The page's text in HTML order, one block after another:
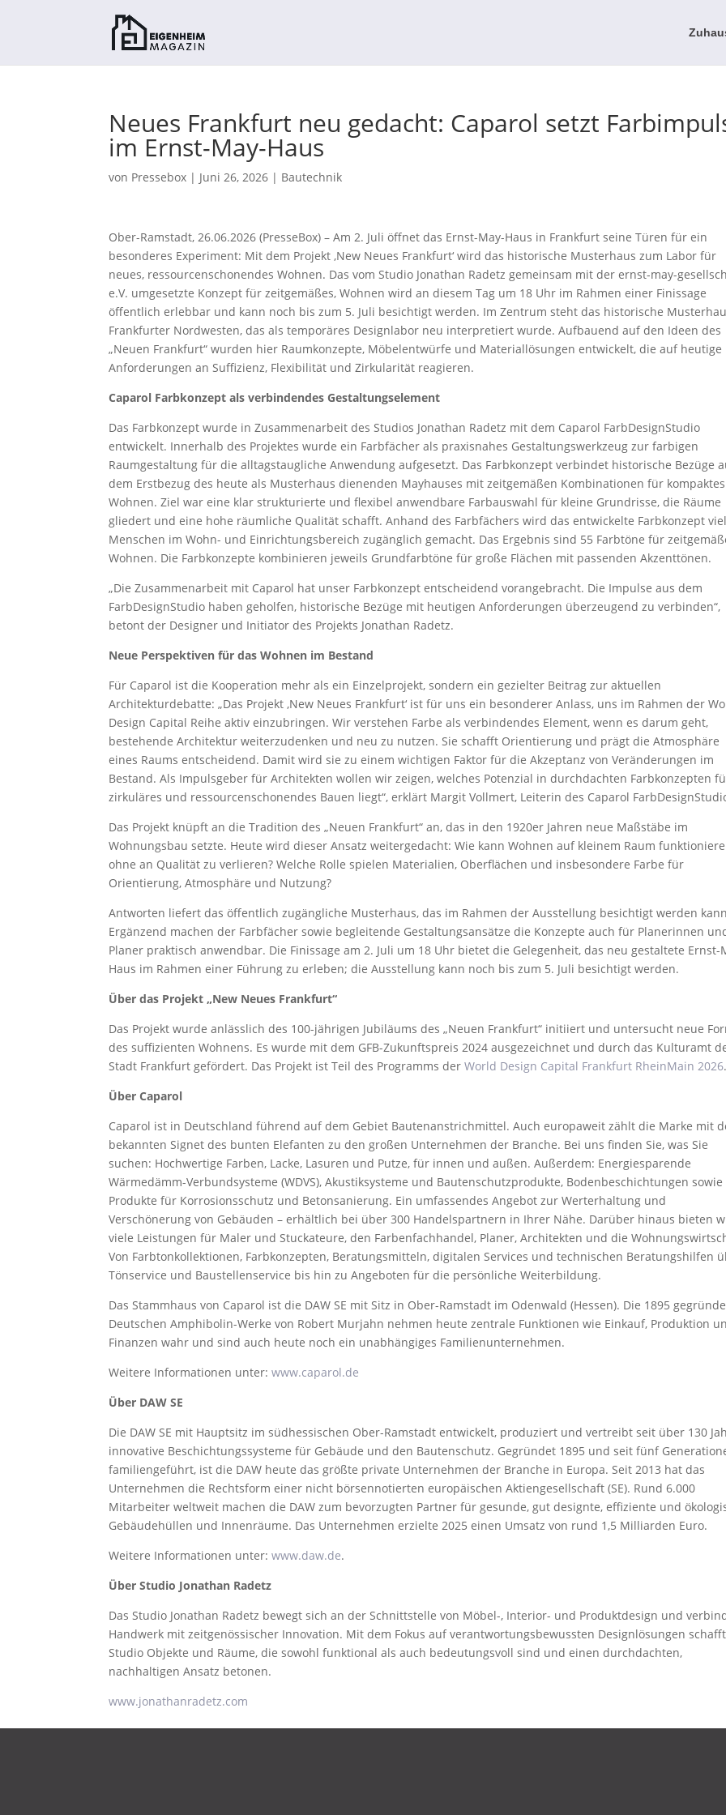
Neues Frankfurt neu gedacht: Caparol setzt
im Ernst-May-Haus
von Pressebox | Juni 26, 2026 | Bautechnik
Ober-Ramstadt, 26.06.2026 (PresseBox) – Am 2. Juli öffnet das Ernst-May-Haus in Frankfurt seine Türen für ein
besonderes Experiment: Mit dem Projekt ‚New Neues Frankfurt‘ wird das historische Musterhaus zum Labor für
neues, ressourcenschonendes Wohnen. Das vom Studio Jonathan Radetz gemeinsam mit der ernst-may-
e.V. umgesetzte Konzept für zeitgemäßes, Wohnen wird an diesem Tag um 18 Uhr im Rahmen einer Finissage
öffentlich erlebbar und kann noch bis zum 5. Juli besichtigt werden. Im Zentrum steht das historische
Frankfurter Nordwesten, das als temporäres Designlabor neu interpretiert wurde. Aufbauend auf den Ideen des
„Neuen Frankfurt“ wurden hier Raumkonzepte, Möbelentwürfe und Materiallösungen entwickelt, die auf heutige
Anforderungen an Suffizienz, Flexibilität und Zirkularität reagieren.
Caparol Farbkonzept als verbindendes Gestaltungselement
Das Farbkonzept wurde in Zusammenarbeit des Studios Jonathan Radetz mit dem Caparol FarbDesignStudio
entwickelt. Innerhalb des Projektes wurde ein Farbfächer als praxisnahes Gestaltungswerkzeug zur farbigen
Raumgestaltung für die alltagstaugliche Anwendung aufgesetzt. Das Farbkonzept verbindet historische Bezüge
dem Erstbezug des heute als Musterhaus dienenden Mayhauses mit zeitgemäßen Kombinationen für kompaktes
Wohnen. Ziel war eine klar strukturierte und flexibel anwendbare Farbauswahl für kleine Grundrisse, die Räume
gliedert und eine hohe räumliche Qualität schafft. Anhand des Farbfächers wird das entwickelte Farbkonzept
Menschen im Wohn- und Einrichtungsbereich zugänglich gemacht. Das Ergebnis sind 55 Farbtöne für
Wohnen. Die Farbkonzepte kombinieren jeweils Grundfarbtöne für große Flächen mit passenden Akzenttönen.
„Die Zusammenarbeit mit Caparol hat unser Farbkonzept entscheidend vorangebracht. Die Impulse aus dem
FarbDesignStudio haben geholfen, historische Bezüge mit heutigen Anforderungen überzeugend zu verbinden“,
betont der Designer und Initiator des Projekts Jonathan Radetz.
Neue Perspektiven für das Wohnen im Bestand
Für Caparol ist die Kooperation mehr als ein Einzelprojekt, sondern ein gezielter Beitrag zur aktuellen
Architekturdebatte: „Das Projekt ‚New Neues Frankfurt‘ ist für uns ein besonderer Anlass, uns im Rahmen der
Design Capital Reihe aktiv einzubringen. Wir verstehen Farbe als verbindendes Element, wenn es darum geht,
bestehende Architektur weiterzudenken und neu zu nutzen. Sie schafft Orientierung und prägt die Atmosphäre
eines Raums entscheidend. Damit wird sie zu einem wichtigen Faktor für die Akzeptanz von Veränderungen im
Bestand. Als Impulsgeber für Architekten wollen wir zeigen, welches Potenzial in durchdachten Farbkonzepten
zirkuläres und ressourcenschonendes Bauen liegt“, erklärt Margit Vollmert, Leiterin des Caparol
Das Projekt knüpft an die Tradition des „Neuen Frankfurt“ an, das in den 1920er Jahren neue Maßstäbe im
Wohnungsbau setzte. Heute wird dieser Ansatz weitergedacht: Wie kann Wohnen auf kleinem Raum
ohne an Qualität zu verlieren? Welche Rolle spielen Materialien, Oberflächen und insbesondere Farbe für
Orientierung, Atmosphäre und Nutzung?
Antworten liefert das öffentlich zugängliche Musterhaus, das im Rahmen der Ausstellung besichtigt werden
Ergänzend machen der Farbfächer sowie begleitende Gestaltungsansätze die Konzepte auch für Planerinnen
Planer praktisch anwendbar. Die Finissage am 2. Juli um 18 Uhr bietet die Gelegenheit, das neu gestaltete Ernst-
Haus im Rahmen einer Führung zu erleben; die Ausstellung kann noch bis zum 5. Juli besichtigt werden.
Über das Projekt „New Neues Frankfurt“
Das Projekt wurde anlässlich des 100-jährigen Jubiläums des „Neuen Frankfurt“ initiiert und untersucht neue
des suffizienten Wohnens. Es wurde mit dem GFB-Zukunftspreis 2024 ausgezeichnet und durch das Kulturamt
Stadt Frankfurt gefördert. Das Projekt ist Teil des Programms derWorld Design Capital Frankfurt RheinMain 2026.
Über Caparol
Caparol ist in Deutschland führend auf dem Gebiet Bautenanstrichmittel. Auch europaweit zählt die Marke mit
bekannten Signet des bunten Elefanten zu den großen Unternehmen der Branche. Bei uns finden Sie, was Sie
suchen: Hochwertige Farben, Lacke, Lasuren und Putze, für innen und außen. Außerdem: Energiesparende
Wärmedämm-Verbundsysteme (WDVS), Akustiksysteme und Bautenschutzprodukte, Bodenbeschichtungen sowie
Produkte für Korrosionsschutz und Betonsanierung. Ein umfassendes Angebot zur Werterhaltung und
Verschönerung von Gebäuden – erhältlich bei über 300 Handelspartnern in Ihrer Nähe. Darüber hinaus bieten
viele Leistungen für Maler und Stuckateure, den Farbenfachhandel, Planer, Architekten und die
Von Farbtonkollektionen, Farbkonzepten, Beratungsmitteln, digitalen Services und technischen Beratungshilfen
Tönservice und Baustellenservice bis hin zu Angeboten für die persönliche Weiterbildung.
Das Stammhaus von Caparol ist die DAW SE mit Sitz in Ober-Ramstadt im Odenwald (Hessen). Die 1895
Deutschen Amphibolin-Werke von Robert Murjahn nehmen heute zentrale Funktionen wie Einkauf, Produktion
Finanzen wahr und sind auch heute noch ein unabhängiges Familienunternehmen.
Weitere Informationen unter:www.caparol.de
Über DAW SE
Die DAW SE mit Hauptsitz im südhessischen Ober-Ramstadt entwickelt, produziert und vertreibt seit über 130
innovative Beschichtungssysteme für Gebäude und den Bautenschutz. Gegründet 1895 und seit fünf
familiengeführt, ist die DAW heute das größte private Unternehmen der Branche in Europa. Seit 2013 hat das
Unternehmen die Rechtsform einer nicht börsennotierten europäischen Aktiengesellschaft (SE). Rund 6.000
Mitarbeiter weltweit machen die DAW zum bevorzugten Partner für gesunde, gut designte, effiziente und
Gebäudehüllen und Innenräume. Das Unternehmen erzielte 2025 einen Umsatz von rund 1,5 Milliarden Euro.
Weitere Informationen unter:www.daw.de.
Über Studio Jonathan Radetz
Das Studio Jonathan Radetz bewegt sich an der Schnittstelle von Möbel-, Interior- und Produktdesign und
Handwerk mit zeitgenössischer Innovation. Mit dem Fokus auf verantwortungsbewussten Designlösungen
Studio Objekte und Räume, die sowohl funktional als auch bedeutungsvoll sind und einen durchdachten,
nachhaltigen Ansatz betonen.
www.jonathanradetz.com